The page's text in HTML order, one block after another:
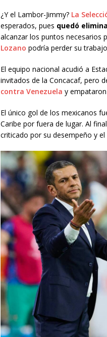
¿Y el Lambor-Jimmy? La
esperados, pues quedó
alcanzar los puntos necesarios
Lozano podría perder su
El equipo nacional acudió a
invitados de la Concacaf, pero
contra Venezuela y
El único gol de los mexicanos
Caribe por fuera de lugar. Al
criticado por su desempeño y